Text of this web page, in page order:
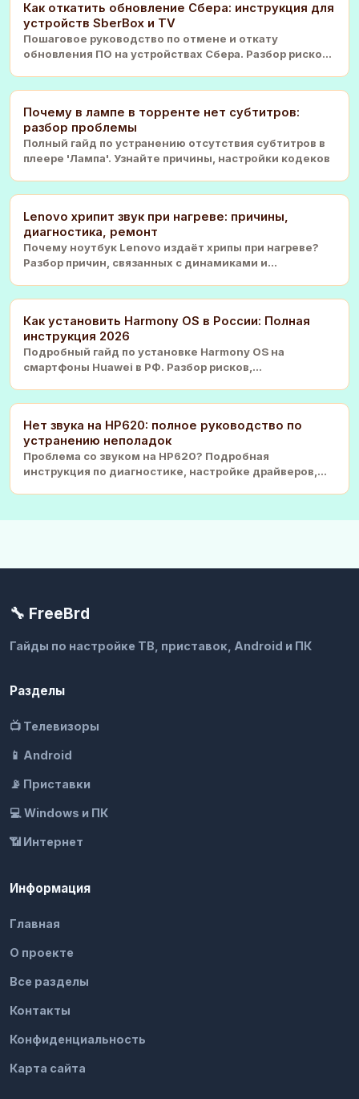
Как откатить обновление Сбера: инструкция для
устройств SberBox и TV
Пошаговое руководство по отмене и откату
обновления ПО на устройствах Сбера. Разбор рисков,
Почему в лампе в торренте нет субтитров:
разбор проблемы
Полный гайд по устранению отсутствия субтитров в
плеере 'Лампа'. Узнайте причины, настройки кодеков
Lenovo хрипит звук при нагреве: причины,
диагностика, ремонт
Почему ноутбук Lenovo издаёт хрипы при нагреве?
Разбор причин, связанных с динамиками и
Как установить Harmony OS в России: Полная
инструкция 2026
Подробный гайд по установке Harmony OS на
смартфоны Huawei в РФ. Разбор рисков,
Нет звука на HP620: полное руководство по
устранению неполадок
Проблема со звуком на HP620? Подробная
инструкция по диагностике, настройке драйверов,
🔧 FreeBrd
Гайды по настройке ТВ, приставок, Android и ПК
Разделы
📺 Телевизоры
📱 Android
📡 Приставки
💻 Windows и ПК
📶 Интернет
Информация
Главная
О проекте
Все разделы
Контакты
Конфиденциальность
Карта сайта